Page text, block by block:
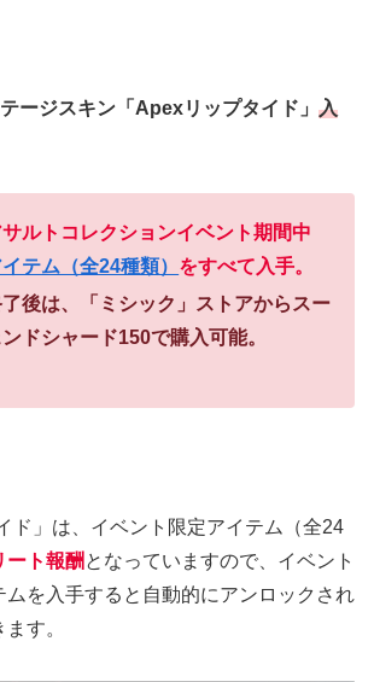
ージスキン「Apexリップタイド」 入
ルトコレクションイベント期間中
テム（全24種類） をすべて入手。
後は、「ミシック」ストアからスー
ドシャード150で購入可能。
ド」は、イベント限定アイテム（全24
ート報酬 となっていますので、イベント
ムを入手すると自動的にアンロックされ
す。